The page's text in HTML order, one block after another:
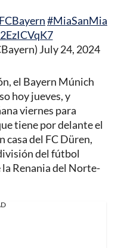
#MiaSanMia
July 24, 2024
el Bayern Múnich
hoy jueves, y
viernes para
tiene por delante el
casa del FC Düren,
del fútbol
Renania del Norte-